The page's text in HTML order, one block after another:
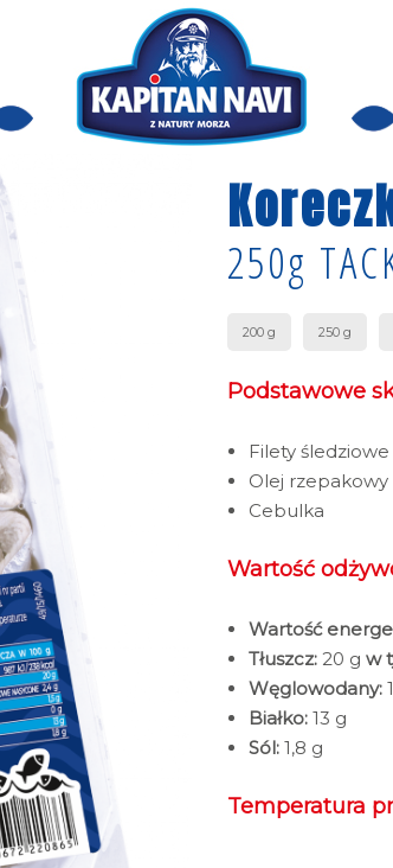
250g
200 g 250 g
Podstawowe
Filety
Olej rzepakowy
Cebulka
Wartość
Wartość
Tłuszcz: 20 g w
Węglowodany:
Białko: 13 g
Sól: 1,8 g
Temperatura